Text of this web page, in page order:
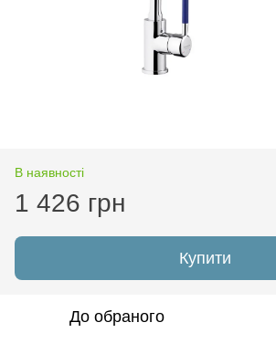
В наявності
1 426 грн
Купити
До обраного